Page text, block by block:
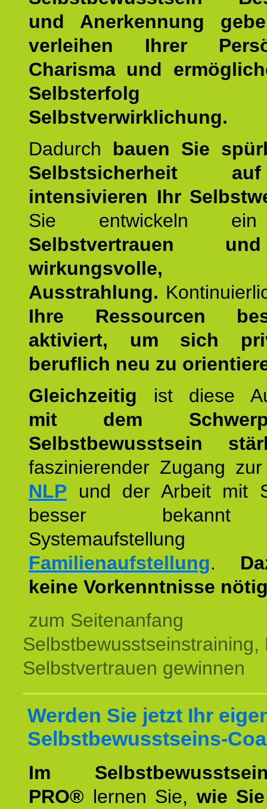
und Anerkennung
verleihen Ihrer
Charisma und
Selbstverwirklichung.
Dadurch bauen Sie
Selbstsicherheit
intensivieren Ihr
Sie entwickeln ein
Selbstvertrauen
wirkungsvolle,
Ausstrahlung.
Ihre Ressourcen
aktiviert, um sich
beruflich neu zu
Gleichzeitig ist diese
mit dem
Selbstbewusstsein
faszinierender Zugang
NLP und der Arbeit mit
besser
Familienaufstellung.
keine Vorkenntnisse
zum Seitenanfang
Selbstbewusstseinstraining,
Selbstvertrauen gewinnen
Werden Sie jetzt Ihr
Selbstbewusstseins-
Im
PRO® lernen Sie, wie